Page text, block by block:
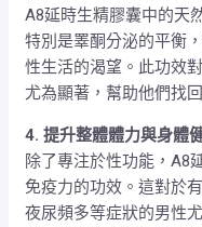
A8延時生精膠囊中的天
特別是睪酮分泌的平衡
性生活的渴望。此功效
尤為顯著，幫助他們找
4. 提升整體體力與身體
除了專注於性功能，A8
免疫力的功效。這對於
夜尿頻多等症狀的男性